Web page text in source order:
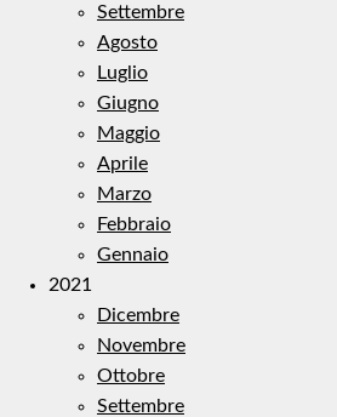
Settembre
Agosto
Luglio
Giugno
Maggio
Aprile
Marzo
Febbraio
Gennaio
2021
Dicembre
Novembre
Ottobre
Settembre